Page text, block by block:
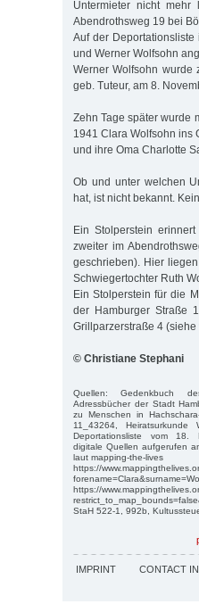
Untermieter nicht
Abendrothsweg 19 bei
Auf der
und Werner Wolfsohn
Werner Wolfsohn wurde
geb. Tuteur, am 8.
Zehn Tage später wurde
1941 Clara Wolfsohn ins
und ihre Oma Charlotte
Ob und unter welchen
hat, ist nicht bekannt.
Ein Stolperstein
zweiter im
geschrieben). Hier
Schwiegertochter Ruth
Ein Stolperstein für die
der Hamburger Straße
Grillparzerstraße 4
© Christiane Stephani
Quellen: Gedenkbuch des
Adressbücher der Stadt
zu Menschen in
11_43264,
Deportationsliste vom 18.
digitale Quellen aufgerufen
laut mapping-the-lives
https://
https://
StaH 522-1, 992b,
IMPRINT CONTACT